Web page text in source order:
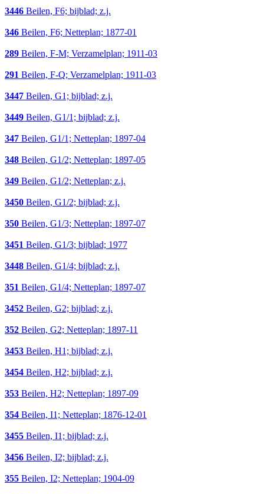
3446 Beilen, F6; bijblad; z.j.
346 Beilen, F6; Netteplan; 1877-01
289 Beilen, F-M; Verzamelplan; 1911-03
291 Beilen, F-Q; Verzamelplan; 1911-03
3447 Beilen, G1; bijblad; z.j.
3449 Beilen, G1/1; bijblad; z.j.
347 Beilen, G1/1; Netteplan; 1897-04
348 Beilen, G1/2; Netteplan; 1897-05
349 Beilen, G1/2; Netteplan; z.j.
3450 Beilen, G1/2; bijblad; z.j.
350 Beilen, G1/3; Netteplan; 1897-07
3451 Beilen, G1/3; bijblad; 1977
3448 Beilen, G1/4; bijblad; z.j.
351 Beilen, G1/4; Netteplan; 1897-07
3452 Beilen, G2; bijblad; z.j.
352 Beilen, G2; Netteplan; 1897-11
3453 Beilen, H1; bijblad; z.j.
3454 Beilen, H2; bijblad; z.j.
353 Beilen, H2; Netteplan; 1897-09
354 Beilen, I1; Netteplan; 1876-12-01
3455 Beilen, I1; bijblad; z.j.
3456 Beilen, I2; bijblad; z.j.
355 Beilen, I2; Netteplan; 1904-09